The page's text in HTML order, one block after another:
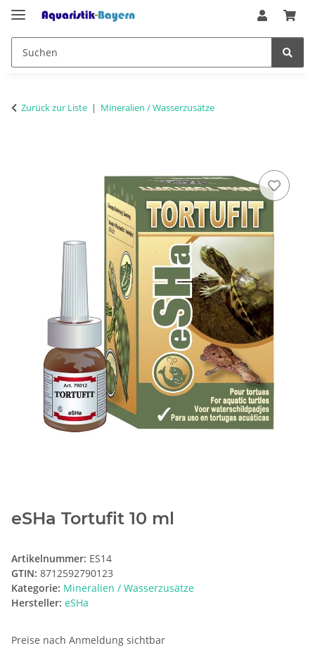
Zurück zur Liste Mineralien / Wasserzusätze
eSHa Tortufit 10 ml
Artikelnummer: ES14
GTIN: 8712592790123
Kategorie: Mineralien / Wasserzusätze
Hersteller: eSHa
Preise nach Anmeldung sichtbar